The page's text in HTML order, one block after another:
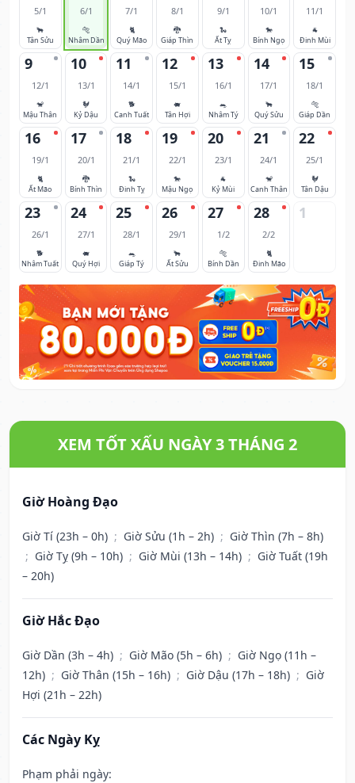
5/1
🐂
Tân Sửu
6/1
🐅
Nhâm Dần
7/1
🐈
Quý Mão
8/1
🐉
Giáp Thìn
9/1
🐍
Ất Tỵ
10/1
🐎
Bính Ngọ
11/1
🐐
Đinh Mùi
9
12/1
🐒
Mậu Thân
10
13/1
🐓
Kỷ Dậu
11
14/1
🐕
Canh Tuất
12
15/1
🐖
Tân Hợi
13
16/1
🐀
Nhâm Tý
14
17/1
🐂
Quý Sửu
15
18/1
🐅
Giáp Dần
16
19/1
🐈
Ất Mão
17
20/1
🐉
Bính Thìn
18
21/1
🐍
Đinh Tỵ
19
22/1
🐎
Mậu Ngọ
20
23/1
🐐
Kỷ Mùi
21
24/1
🐒
Canh Thân
22
25/1
🐓
Tân Dậu
23
26/1
🐕
Nhâm Tuất
24
27/1
🐖
Quý Hợi
25
28/1
🐀
Giáp Tý
26
29/1
🐂
Ất Sửu
27
1/2
🐅
Bính Dần
28
2/2
🐈
Đinh Mão
1
XEM TỐT XẤU NGÀY 3 THÁNG 2
Giờ Hoàng Đạo
Giờ Tí (23h – 0h) ; Giờ Sửu (1h – 2h) ; Giờ Thìn (7h – 8h)
; Giờ Tỵ (9h – 10h) ; Giờ Mùi (13h – 14h) ; Giờ Tuất (19h
– 20h)
Giờ Hắc Đạo
Giờ Dần (3h – 4h) ; Giờ Mão (5h – 6h) ; Giờ Ngọ (11h –
12h) ; Giờ Thân (15h – 16h) ; Giờ Dậu (17h – 18h) ; Giờ
Hợi (21h – 22h)
Các Ngày Kỵ
Phạm phải ngày: